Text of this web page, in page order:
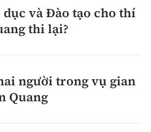
dục và Đào tạo cho thí
thi lại?
người trong vụ gian
Quang